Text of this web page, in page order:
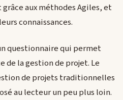
aux méthodes Agiles, et
connaissances.
questionnaire qui permet
de la gestion de projet. Le
de projets traditionnelles
au lecteur un peu plus loin.